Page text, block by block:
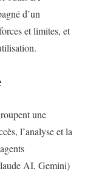
d’un
et limites, et
une
l’analyse et la
AI, Gemini)